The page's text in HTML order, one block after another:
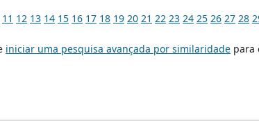
11 12 13 14 15 16 17 18 19 20 21 22 23 24 25 26 27 28
iniciar uma pesquisa avançada por similaridade para